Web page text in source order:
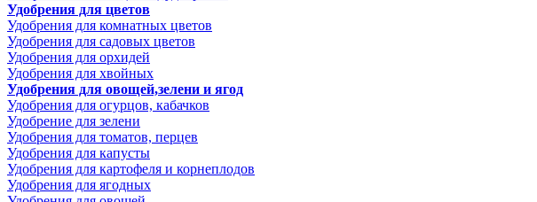
Удобрения для цветов
Удобрения для комнатных цветов
Удобрения для садовых цветов
Удобрения для орхидей
Удобрения для хвойных
Удобрения для овощей,зелени и ягод
Удобрения для огурцов, кабачков
Удобрение для зелени
Удобрения для томатов, перцев
Удобрения для капусты
Удобрения для картофеля и корнеплодов
Удобрения для ягодных